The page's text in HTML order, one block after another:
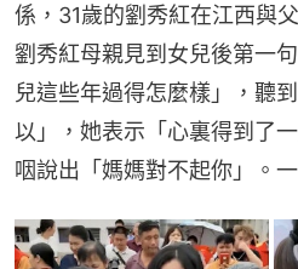
係，31歲的劉秀紅在江西與
劉秀紅母親見到女兒後第一
兒這些年過得怎麼樣」，聽
以」，她表示「心裏得到了
咽說出「媽媽對不起你」。